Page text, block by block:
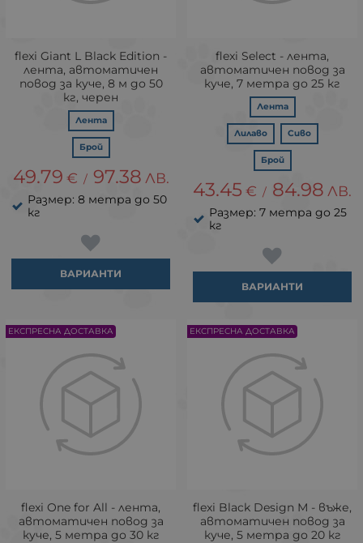
flexi Giant L Black Edition -
лента, автоматичен
повод за куче, 8 м до 50
кг, черен
Лента
Брой
49.79 € / 97.38 ЛВ.
Размер: 8 метра до 50
кг
ВАРИАНТИ
flexi Select - лента,
автоматичен повод за
куче, 7 метра до 25 кг
Лента
Лилаво Сиво
Брой
43.45 € / 84.98 ЛВ.
Размер: 7 метра до 25
кг
ВАРИАНТИ
flexi One for All - лента,
автоматичен повод за
куче, 5 метра до 30 кг
ЕКСПРЕСНА ДОСТАВКА
flexi Black Design М - въже,
автоматичен повод за
куче, 5 метра до 20 кг
ЕКСПРЕСНА ДОСТАВКА